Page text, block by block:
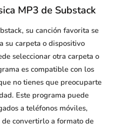
MP3 de Substack
su canción favorita se
su carpeta o dispositivo
seleccionar otra carpeta o
es compatible con los
no tienes que preocuparte
Este programa puede
a teléfonos móviles,
convertirlo a formato de